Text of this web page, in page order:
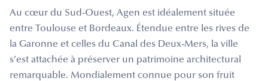
Au cœur du Sud-Ouest, Agen est idéalement située
entre Toulouse et Bordeaux. Étendue entre les rives de
la Garonne et celles du Canal des Deux-Mers, la ville
s’est attachée à préserver un patrimoine architectural
remarquable. Mondialement connue pour son fruit